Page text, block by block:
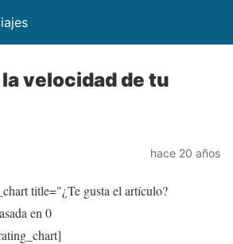
velocidad de tu
hace 20 años
title="¿Te gusta el artículo?
en 0